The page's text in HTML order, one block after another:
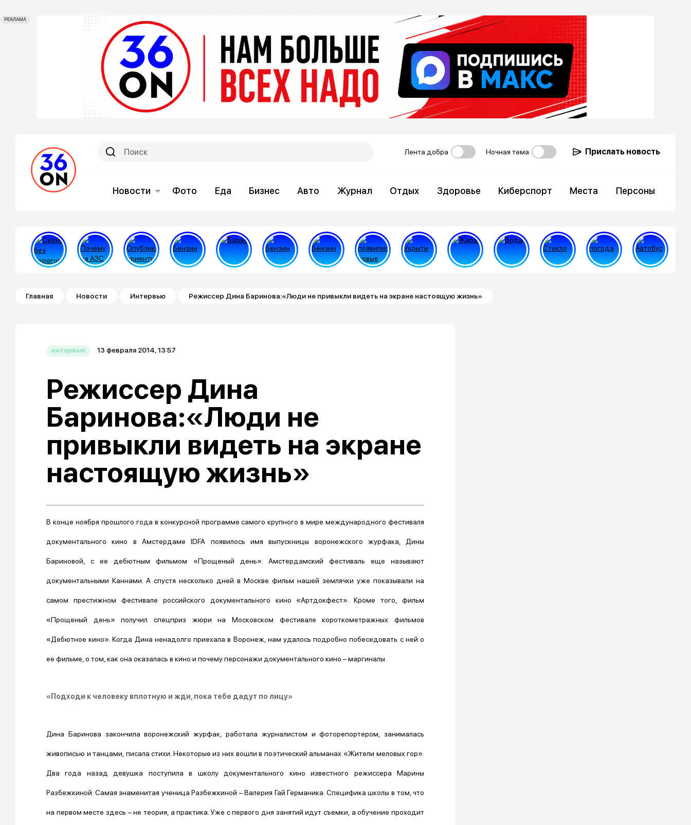
РЕКЛАМА
Лента добра Ночная тема Прислать новость
Новости Фото Еда Бизнес Авто Журнал Отдых Здоровье Киберспорт Места Персоны
Строка навигации
Главная Новости Интервью Режиссер Дина Баринова:«Люди не привыкли видеть на экране настоящую жизнь»
интервью 13 февраля 2014, 13:57
Режиссер Дина
Баринова:«Люди не
привыкли видеть на экране
настоящую жизнь»
В конце ноября прошлого года в конкурсной программе самого крупного в мире международного фестиваля
документального кино в Амстердаме IDFA появилось имя выпускницы воронежского журфака, Дины
Бариновой, с ее дебютным фильмом «Прощеный день». Амстердамский фестиваль еще называют
документальными Каннами. А спустя несколько дней в Москве фильм нашей землячки уже показывали на
самом престижном фестивале российского документального кино «Артдокфест». Кроме того, фильм
«Прощеный день» получил спецприз жюри на Московском фестивале короткометражных фильмов
«Дебютное кино». Когда Дина ненадолго приехала в Воронеж, нам удалось подробно побеседовать с ней о
ее фильме, о том, как она оказалась в кино и почему персонажи документального кино – маргиналы.
«Подходи к человеку вплотную и жди, пока тебе дадут по лицу»
Дина Баринова закончила воронежский журфак, работала журналистом и фоторепортером, занималась
живописью и танцами, писала стихи. Некоторые из них вошли в поэтический альманах «Жители меловых гор».
Два года назад девушка поступила в школу документального кино известного режиссера Марины
Разбежкиной. Самая знаменитая ученица Разбежкиной – Валерия Гай Германика. Специфика школы в том, что
на первом месте здесь – не теория, а практика. Уже с первого дня занятий идут съемки, а обучение проходит